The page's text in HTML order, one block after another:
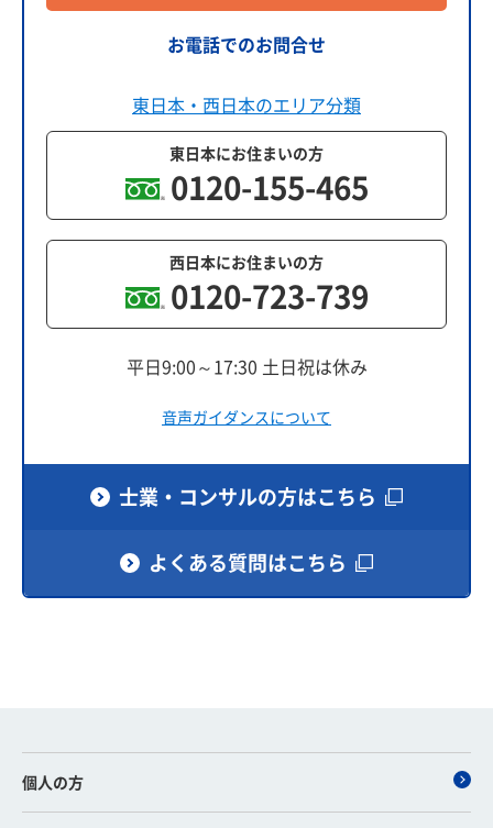
お電話でのお問合せ
東日本・西日本のエリア分類
東日本にお住まいの方
0120-155-465
西日本にお住まいの方
0120-723-739
平日9:00～17:30 土日祝は休み
音声ガイダンスについて
士業・コンサルの方はこちら
よくある質問はこちら
個人の方